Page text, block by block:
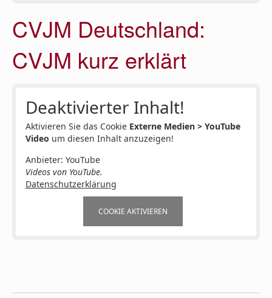
CVJM Deutschland:
CVJM kurz erklärt
Deaktivierter Inhalt!
Aktivieren Sie das Cookie Externe Medien > YouTube
Video um diesen Inhalt anzuzeigen!
Anbieter: YouTube
Videos von YouTube.
Datenschutzerklärung
COOKIE AKTIVIEREN